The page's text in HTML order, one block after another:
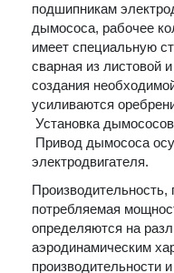
подшипникам
дымососа, рабочее
имеет специальную
сварная из листовой
создания
усиливаются
Установка
Привод дымососа
электродвигателя.
Производительность,
потребляемая
определяются на
аэродинамическим
производительности